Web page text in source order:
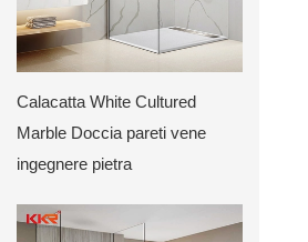
Calacatta White Cultured
Marble Doccia pareti vene
ingegnere pietra